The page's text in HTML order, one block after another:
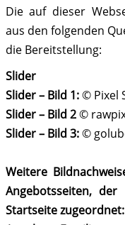
Die auf dieser
aus den folgenden
die Bereitstellung:
Slider
Slider – Bild 1:© Pixel
Slider – Bild 2©
Slider – Bild 3:©
Weitere
Angebotsseiten,
Startseite zugeordnet: